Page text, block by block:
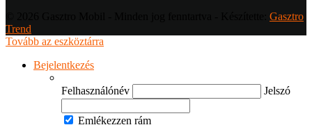
Gasztro
Trend
Tovább az eszköztárra
Bejelentkezés
Felhasználónév Jelszó
Emlékezzen rám